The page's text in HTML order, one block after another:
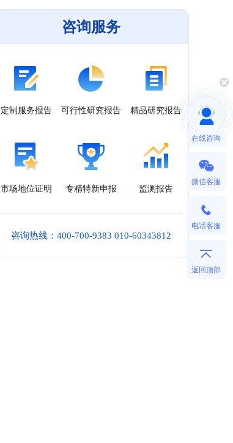
咨询服务
定制服务报告 可行性研究报告 精品研究报告
市场地位证明 专精特新申报 监测报告
咨询热线：400-700-9383 010-60343812
在线咨询
微信客服
电话客服
返回顶部